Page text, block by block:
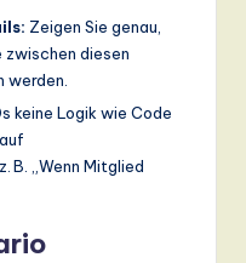
Zeigen Sie genau,
diesen
werden.
keine Logik wie Code
B. „Wenn Mitglied